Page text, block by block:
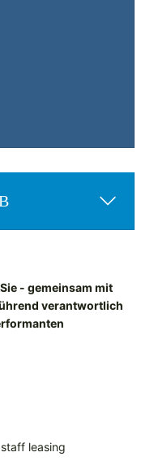
- gemeinsam mit
verantwortlich
leasing